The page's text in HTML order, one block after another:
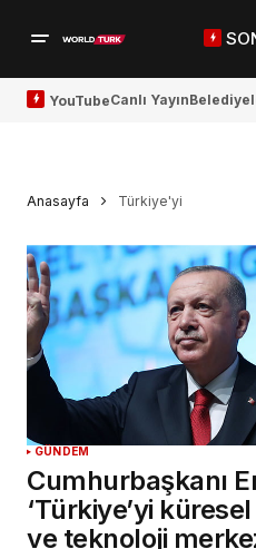
YouTubeCanlı Yayın
Anasayfa Türkiye'yi
GÜNDEM
Cumhurbaşkanı
‘Türkiye’yi
ve teknoloji